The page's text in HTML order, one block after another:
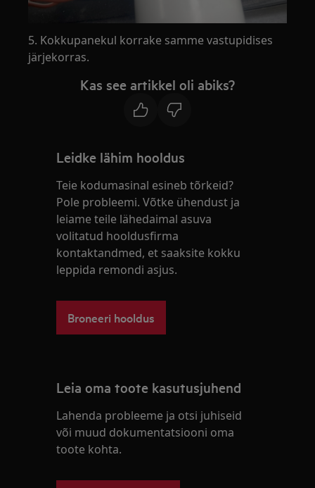
5. Kokkupanekul korrake samme vastupidises
järjekorras.
Kas see artikkel oli abiks?
Leidke lähim hooldus
Teie kodumasinal esineb tõrkeid?
Pole probleemi. Võtke ühendust ja
leiame teile lähedaimal asuva
volitatud hooldusfirma
kontaktandmed, et saaksite kokku
leppida remondi asjus.
Broneeri hooldus
Leia oma toote kasutusjuhend
Lahenda probleeme ja otsi juhiseid
või muud dokumentatsiooni oma
toote kohta.